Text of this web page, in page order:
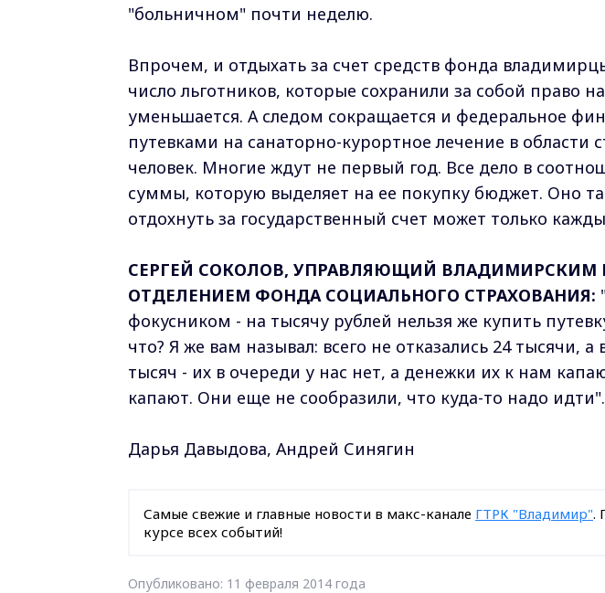
"больничном" почти неделю.
Впрочем, и отдыхать за счет средств фонда
число льготников, которые сохранили за собой право на
уменьшается. А следом сокращается и федеральное
путевками на санаторно-курортное лечение в области
человек. Многие ждут не первый год. Все дело в
суммы, которую выделяет на ее покупку бюджет. Оно
отдохнуть за государственный счет может только
СЕРГЕЙ СОКОЛОВ, УПРАВЛЯЮЩИЙ ВЛАДИМИРСКИМ
ОТДЕЛЕНИЕМ ФОНДА СОЦИАЛЬНОГО СТРАХОВАНИЯ:
фокусником - на тысячу рублей нельзя же купить
что? Я же вам называл: всего не отказались 24 тысячи, а
тысяч - их в очереди у нас нет, а денежки их к нам
капают. Они еще не сообразили, что куда-то надо идти".
Дарья Давыдова, Андрей Синягин
Самые свежие и главные новости в макс-канале ГТРК "Владимир".
курсе всех событий!
Опубликовано: 11 февраля 2014 года